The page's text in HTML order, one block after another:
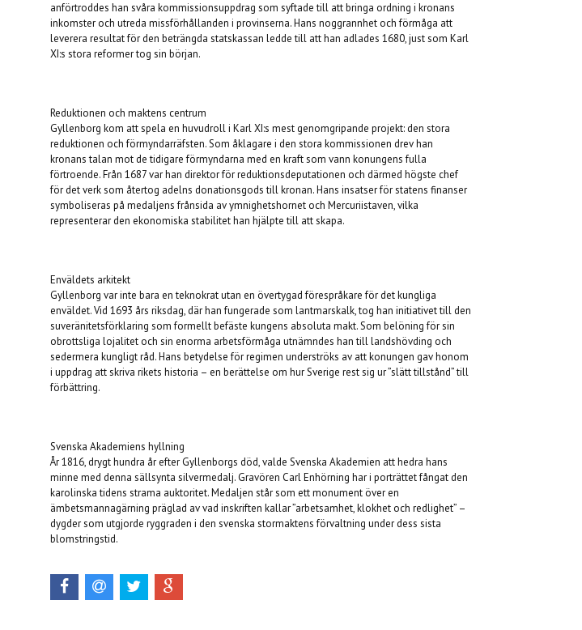
anförtroddes han svåra kommissionsuppdrag som syftade till att bringa ordning i kronans
inkomster och utreda missförhållanden i provinserna. Hans noggrannhet och förmåga att
leverera resultat för den beträngda statskassan ledde till att han adlades 1680, just som Karl
XI:s stora reformer tog sin början.
Reduktionen och maktens centrum
Gyllenborg kom att spela en huvudroll i Karl XI:s mest genomgripande projekt: den stora
reduktionen och förmyndarräfsten. Som åklagare i den stora kommissionen drev han
kronans talan mot de tidigare förmyndarna med en kraft som vann konungens fulla
förtroende. Från 1687 var han direktor för reduktionsdeputationen och därmed högste chef
för det verk som återtog adelns donationsgods till kronan. Hans insatser för statens finanser
symboliseras på medaljens frånsida av ymnighetshornet och Mercuriistaven, vilka
representerar den ekonomiska stabilitet han hjälpte till att skapa.
Enväldets arkitekt
Gyllenborg var inte bara en teknokrat utan en övertygad förespråkare för det kungliga
enväldet. Vid 1693 års riksdag, där han fungerade som lantmarskalk, tog han initiativet till den
suveränitetsförklaring som formellt befäste kungens absoluta makt. Som belöning för sin
obrottsliga lojalitet och sin enorma arbetsförmåga utnämndes han till landshövding och
sedermera kungligt råd. Hans betydelse för regimen underströks av att konungen gav honom
i uppdrag att skriva rikets historia – en berättelse om hur Sverige rest sig ur ”slätt tillstånd” till
förbättring.
Svenska Akademiens hyllning
År 1816, drygt hundra år efter Gyllenborgs död, valde Svenska Akademien att hedra hans
minne med denna sällsynta silvermedalj. Gravören Carl Enhörning har i porträttet fångat den
karolinska tidens strama auktoritet. Medaljen står som ett monument över en
ämbetsmannagärning präglad av vad inskriften kallar ”arbetsamhet, klokhet och redlighet” –
dygder som utgjorde ryggraden i den svenska stormaktens förvaltning under dess sista
blomstringstid.